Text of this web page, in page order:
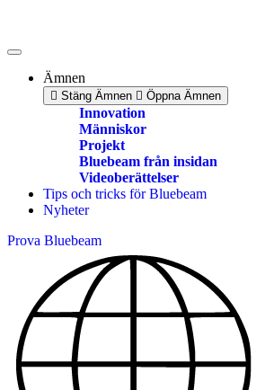
content
Ämnen
Stäng Ämnen Öppna Ämnen
Innovation
Människor
Projekt
Bluebeam från insidan
Videoberättelser
Tips och tricks för Bluebeam
Nyheter
Prova Bluebeam